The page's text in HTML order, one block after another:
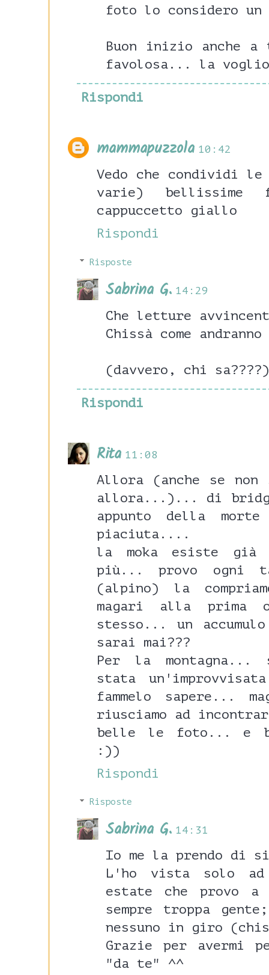
foto lo considero un
Buon inizio anche
favolosa... la
Rispondi
mammapuzzola 10:42
Vedo che condividi
varie)
cappuccetto giallo
Rispondi
Risposte
Sabrina G. 14:29
Che letture
Chissà come
(davvero, chi sa????)
Rispondi
Rita 11:08
Allora (anche se
allora...)... di
appunto della
piaciuta....
la moka esiste già
più... provo ogni
(alpino) la
magari alla prima
stesso... un
sarai mai???
Per la montagna...
stata
fammelo sapere...
riusciamo ad
belle le foto... e
:))
Rispondi
Risposte
Sabrina G. 14:31
Io me la prendo di
L'ho vista solo ad
estate che provo
sempre troppa
nessuno in giro
Grazie per avermi
"da te" ^^